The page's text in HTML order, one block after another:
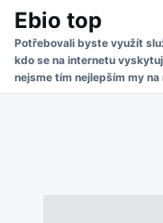
Skip
content
Search
for:
Ebio top
Potřebovali byste využít
kdo se na internetu
nejsme tím nejlepším my na